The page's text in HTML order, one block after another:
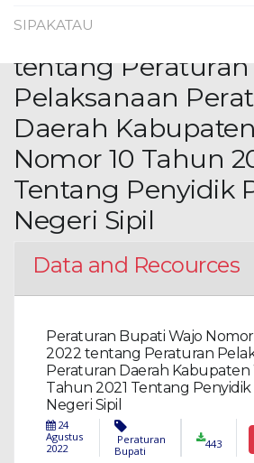
SIPAKATAU
Nomor 54 Tahun
tentang Peraturan
Pelaksanaan
Daerah
Nomor 10 Tahun
Tentang Penyidik
Negeri Sipil
Data and Recources
Peraturan Bupati Wajo
2022 tentang Peraturan
Peraturan Daerah Kabupaten
Tahun 2021 Tentang Penyidik
Negeri Sipil
24
Agustus
2022
Peraturan
Bupati
443